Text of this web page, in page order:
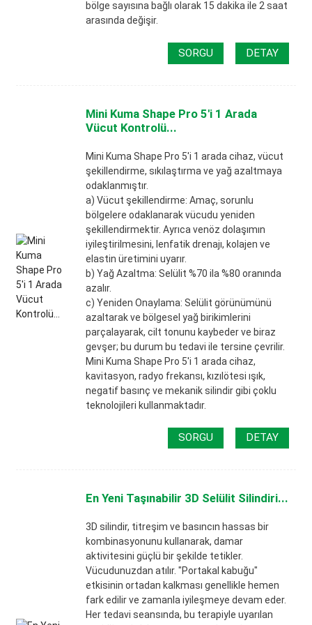
bölge sayısına bağlı olarak 15 dakika ile 2 saat
arasında değişir.
SORGU DETAY
Mini Kuma Shape Pro 5'i 1 Arada
Vücut Kontrolü...
Mini Kuma Shape Pro 5'i 1 arada cihaz, vücut
şekillendirme, sıkılaştırma ve yağ azaltmaya
odaklanmıştır.
a) Vücut şekillendirme: Amaç, sorunlu
bölgelere odaklanarak vücudu yeniden
şekillendirmektir. Ayrıca venöz dolaşımın
iyileştirilmesini, lenfatik drenajı, kolajen ve
elastin üretimini uyarır.
b) Yağ Azaltma: Selülit %70 ila %80 oranında
azalır.
c) Yeniden Onaylama: Selülit görünümünü
azaltarak ve bölgesel yağ birikimlerini
parçalayarak, cilt tonunu kaybeder ve biraz
gevşer; bu durum bu tedavi ile tersine çevrilir.
Mini Kuma Shape Pro 5'i 1 arada cihaz,
kavitasyon, radyo frekansı, kızılötesi ışık,
negatif basınç ve mekanik silindir gibi çoklu
teknolojileri kullanmaktadır.
SORGU DETAY
En Yeni Taşınabilir 3D Selülit Silindiri...
3D silindir, titreşim ve basıncın hassas bir
kombinasyonunu kullanarak, damar
aktivitesini güçlü bir şekilde tetikler.
Vücudunuzdan atılır. "Portakal kabuğu"
etkisinin ortadan kalkması genellikle hemen
fark edilir ve zamanla iyileşmeye devam eder.
Her tedavi seansında, bu terapiyle uyarılan